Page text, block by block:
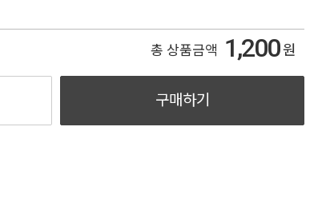
총 상품금액 1,200원
구매하기